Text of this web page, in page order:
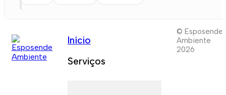
Início
Serviços
© Esposende
Ambiente
2026